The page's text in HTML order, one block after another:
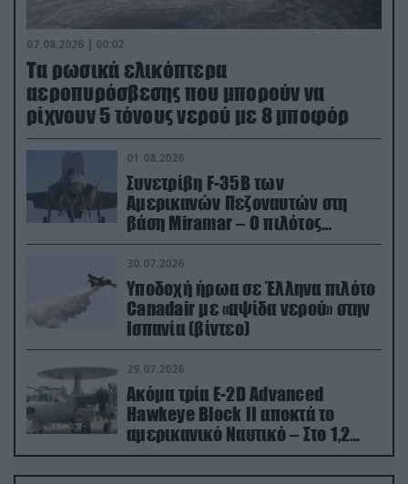
07.08.2026 | 00:02
Τα ρωσικά ελικόπτερα
αεροπυρόσβεσης που μπορούν να
ρίχνουν 5 τόνους νερού με 8 μποφόρ
01.08.2026
Συνετρίβη F-35B των
Αμερικανών Πεζοναυτών στη
βάση Miramar – Ο πιλότος
εκτινάχθηκε εγκαίρως
30.07.2026
Υποδοχή ήρωα σε Έλληνα πιλότο
Canadair με «αψίδα νερού» στην
Ισπανία (βίντεο)
29.07.2026
Ακόμα τρία E-2D Advanced
Hawkeye Block II αποκτά το
αμερικανικό Ναυτικό – Στο 1,2
δισ.δολάρια το κόστος